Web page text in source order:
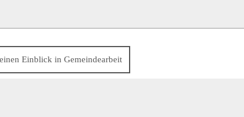
Einblick in Gemeindearbeit